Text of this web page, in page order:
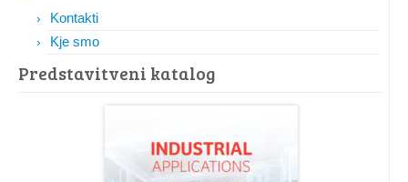
Kontakti
Kje smo
Predstavitveni katalog​​